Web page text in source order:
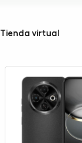
Tienda virtual